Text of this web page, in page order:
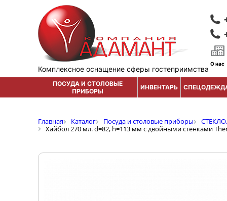
Комплексное оснащение сферы гостеприимства
О нас
ПОСУДА И СТОЛОВЫЕ
ПРИБОРЫ
ИНВЕНТАРЬ
Главная Каталог Посуда и столовые приборы
Хайбол 270 мл. d=82, h=113 мм с двойными стенками